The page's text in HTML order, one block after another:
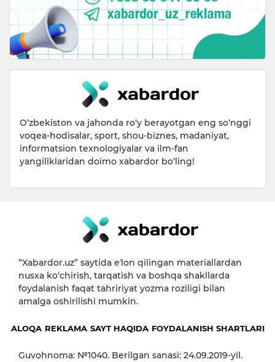
O‘zbekiston va jahonda ro‘y berayotgan eng so‘nggi
voqea-hodisalar, sport, shou-biznes, madaniyat,
informatsion texnologiyalar va ilm-fan
yangiliklaridan doimo xabardor bo‘ling!
“Xabardor.uz” saytida eʼlon qilingan materiallardan
nusxa ko‘chirish, tarqatish va boshqa shakllarda
foydalanish faqat tahririyat yozma roziligi bilan
amalga oshirilishi mumkin.
ALOQA REKLAMA SAYT HAQIDA FOYDALANISH SHARTLARI
Guvohnoma: №1040. Berilgan sanasi: 24.09.2019-yil.